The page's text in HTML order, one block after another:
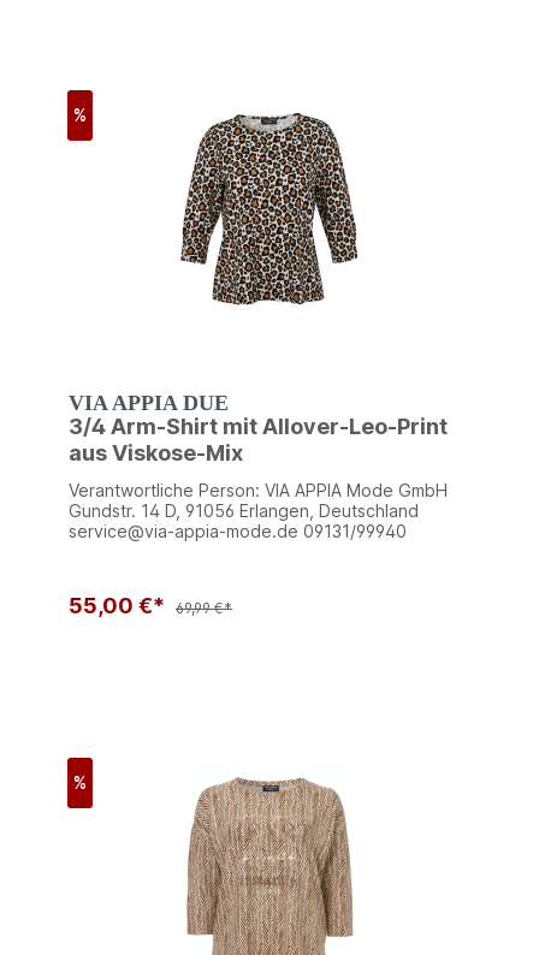
%
VIA APPIA DUE
3/4 Arm-Shirt mit Allover-Leo-Print
aus Viskose-Mix
Verantwortliche Person: VIA APPIA Mode GmbH
Gundstr. 14 D, 91056 Erlangen, Deutschland
service@via-appia-mode.de 09131/99940
55,00 €* 69,99 €*
%